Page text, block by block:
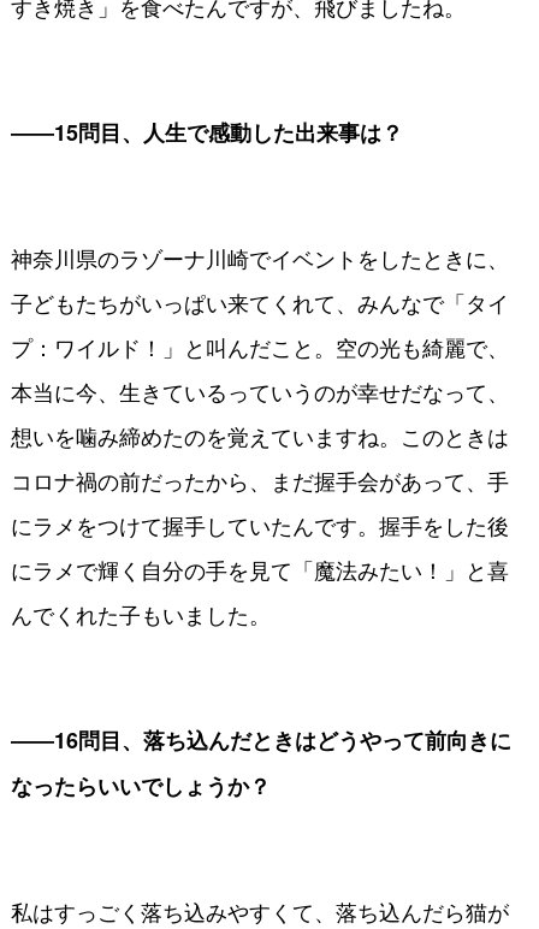
すき焼き」を食べたんですが、飛びましたね。
――15問目、人生で感動した出来事は？
神奈川県のラゾーナ川崎でイベントをしたときに、
子どもたちがいっぱい来てくれて、みんなで「タイ
プ：ワイルド！」と叫んだこと。空の光も綺麗で、
本当に今、生きているっていうのが幸せだなって、
想いを噛み締めたのを覚えていますね。このときは
コロナ禍の前だったから、まだ握手会があって、手
にラメをつけて握手していたんです。握手をした後
にラメで輝く自分の手を見て「魔法みたい！」と喜
んでくれた子もいました。
――16問目、落ち込んだときはどうやって前向きに
なったらいいでしょうか？
私はすっごく落ち込みやすくて、落ち込んだら猫が